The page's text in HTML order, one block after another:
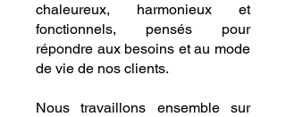
chaleureux, harmonieux et
fonctionnels, pensés pour
répondre aux besoins et au mode
de vie de nos clients.
Nous travaillons ensemble sur